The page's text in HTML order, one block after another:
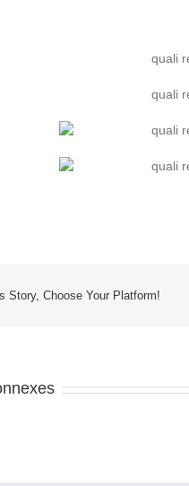
Story, Choose Your Platform!